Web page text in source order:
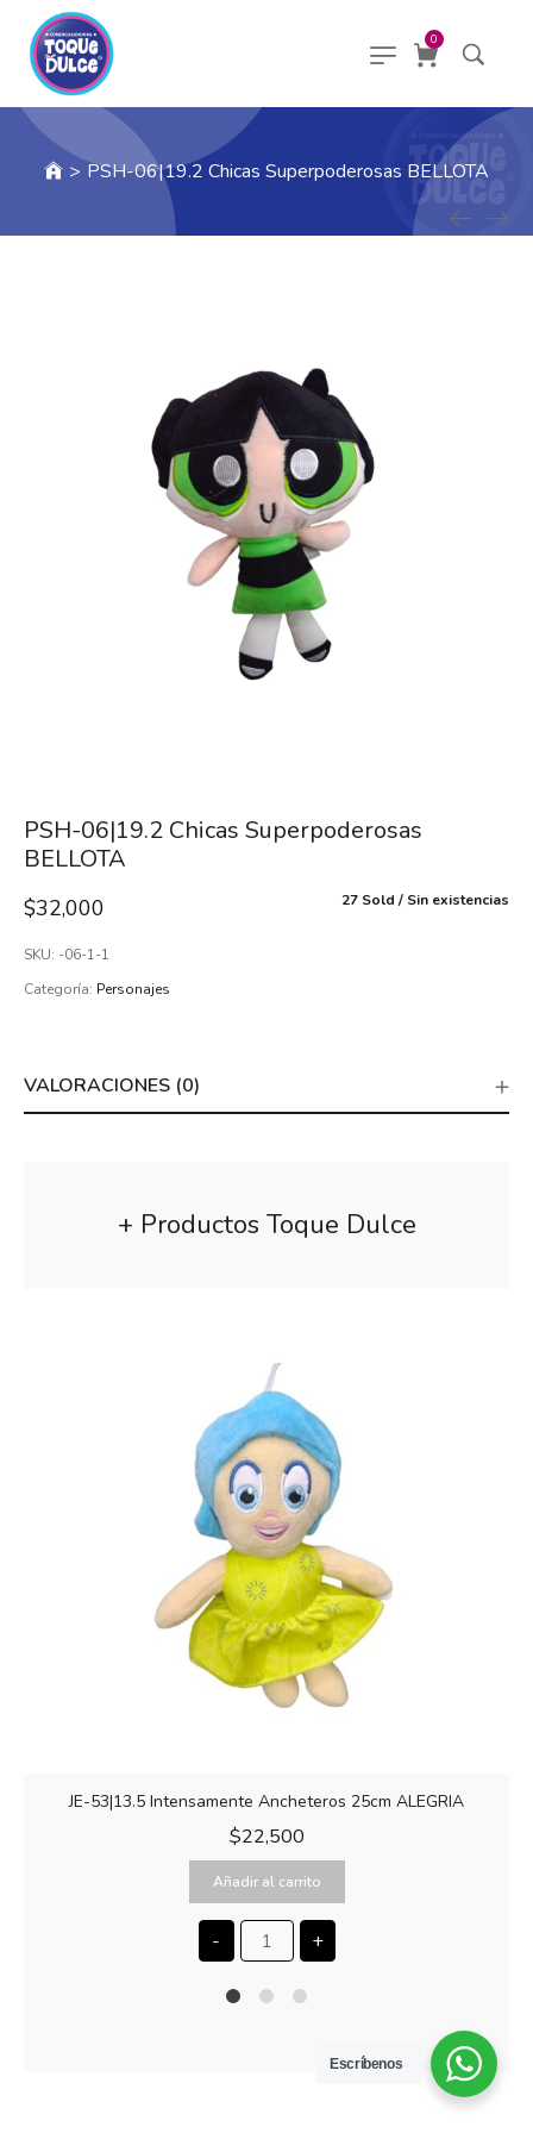
0
> PSH-06|19.2 Chicas Superpoderosas BELLOTA
PSH-06|19.2 Chicas Superpoderosas
BELLOTA
27 Sold Sin existencias
$32,000
SKU: -06-1-1
Categoría: Personajes
VALORACIONES (0)
+ Productos Toque Dulce
JE-53|13.5 Intensamente Ancheteros 25cm ALEGRIA
$22,500
Añadir al carrito
- +
Escríbenos